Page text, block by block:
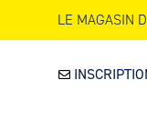
LE MAGASIN